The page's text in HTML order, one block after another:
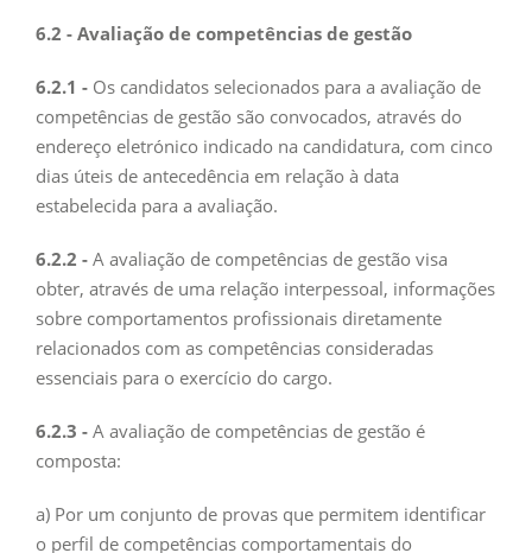
6.2 - Avaliação de competências de gestão
6.2.1 - Os candidatos selecionados para a avaliação de
competências de gestão são convocados, através do
endereço eletrónico indicado na candidatura, com cinco
dias úteis de antecedência em relação à data
estabelecida para a avaliação.
6.2.2 - A avaliação de competências de gestão visa
obter, através de uma relação interpessoal, informações
sobre comportamentos profissionais diretamente
relacionados com as competências consideradas
essenciais para o exercício do cargo.
6.2.3 - A avaliação de competências de gestão é
composta:
a) Por um conjunto de provas que permitem identificar
o perfil de competências comportamentais do